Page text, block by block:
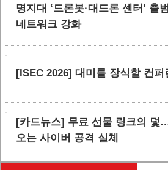
명지대 ‘드론봇·대드론 센터’ 출
네트워크 강화
[ISEC 2026] 대미를 장식할 컨
[카드뉴스] 무료 선물 링크의 덫
오는 사이버 공격 실체